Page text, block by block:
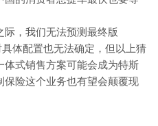
际，我们无法预测最终版
体配置也无法确定，但以上猜
式销售方案可能会成为特斯
险这个业务也有望会颠覆现